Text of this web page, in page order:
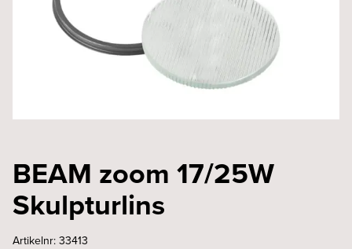
BEAM zoom 17/25W
Skulpturlins
Artikelnr: 33413